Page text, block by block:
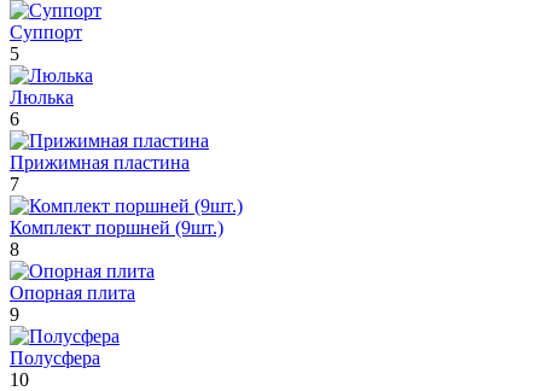
Суппорт
5
Люлька
6
Прижимная пластина
7
Комплект поршней (9шт.)
8
Опорная плита
9
Полусфера
10